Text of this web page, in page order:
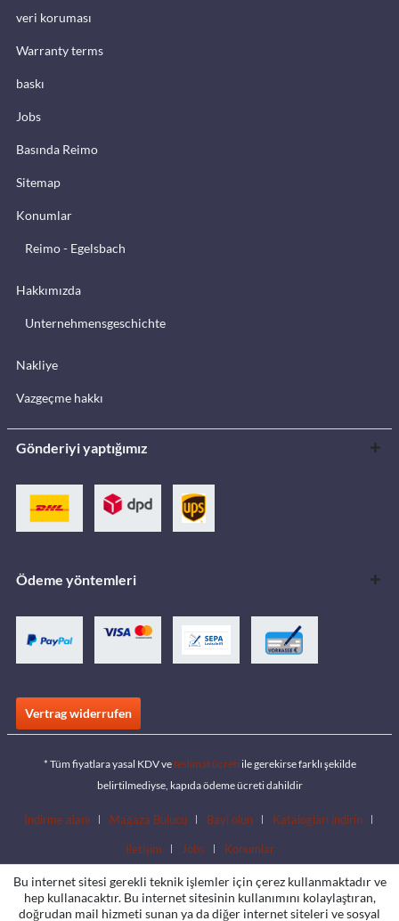
veri koruması
Warranty terms
baskı
Jobs
Basında Reimo
Sitemap
Konumlar
Reimo - Egelsbach
Hakkımızda
Unternehmensgeschichte
Nakliye
Vazgeçme hakkı
Gönderiyi yaptığımız
Ödeme yöntemleri
Vertrag widerrufen
* Tüm fiyatlara yasal KDV veteslimat ücreti ile gerekirse farklı şekilde
belirtilmediyse, kapıda ödeme ücreti dahildir
İndirme alanı Mağaza Bulucu Bayi olun Katalogları indirin
İletişim Jobs Konumlar
Bu internet sitesi gerekli teknik işlemler için çerez kullanmaktadır ve
hep kullanacaktır. Bu internet sitesinin kullanımını kolaylaştıran,
doğrudan mail hizmeti sunan ya da diğer internet siteleri ve sosyal